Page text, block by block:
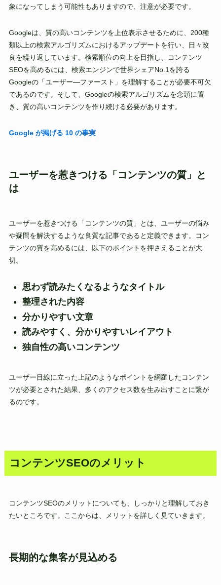
象になってしまう可能性もありますので、注意が必要です。
Googleは、質の高いコンテンツを上位表示させるために、200種
類以上の検索アルゴリズムにおけるアップデートを行い、日々改
良を繰り返しています。検索順位の向上を目指し、コンテンツ
SEOを高めるには、検索エンジンで世界シェアNo.1を誇る
Googleの「ユーザー―ファースト」を理解することが必要不可欠
であるのです。そして、Googleの検索アルゴリズムを念頭に置
き、質の高いコンテンツを作り続ける必要があります。
Google が掲げる 10 の事実
ユーザーを惹きつける「コンテンツの質」と
は
ユーザーを惹きつける「コンテンツの質」とは、ユーザーの悩み
や疑問を解決するような良質な記事であると定義できます。コン
テンツの質を高めるには、以下のポイントを押さえることが大
切。
思わず読みたくなるようなタイトル
整理された内容
分かりやすい文章
読みやすく、分かりやすいレイアウト
独自性の高いコンテンツ
ユーザー目線に立った上記のようなポイントを網羅したコンテン
ツが必要とされた結果、多くのアクセス数を生み出すことに繋が
るのです。
コンテンツSEOのメリット
コンテンツSEOのメリットについても、しっかりと理解しておき
たいところです。ここからは、メリットを詳しく見ていきます。
長期的な集客が見込める